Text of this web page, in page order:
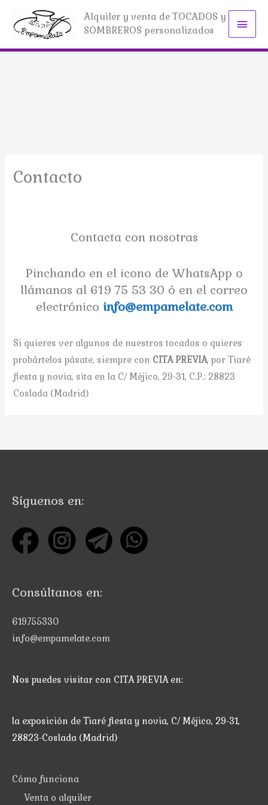
contenido
Alquiler y venta de TOCADOS y
SOMBREROS personalizados
Contacto
Contacta con nosotras
Pinchando en el icono de WhatsApp o
llámanos al 619 75 53 30 ó en el correo
electrónico info@empamelate.com
Si quieres ver algunos de nuestros tocados o quieres
probártelos pásate, siempre con CITA PREVIA, por Tiaré
fiesta y novia, sita en la C/ Méjico, 29-31, C.P.: 28823
Coslada (Madrid)
Síguenos en:
Consúltanos en:
619755330
info@empamelate.com
Nos puedes visitar con CITA PREVIA en:
la exposición de Tiaré fiesta y novia, C/ Méjico, 29-31,
28823-Coslada (Madrid)
Cómo funciona
Venta o alquiler